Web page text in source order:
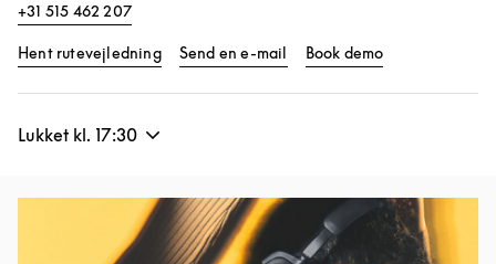
+31 515 462 207
Hent rutevejledningLink Opens in New Tab
Send en e-mail Book demo
Lukket kl. 17:30